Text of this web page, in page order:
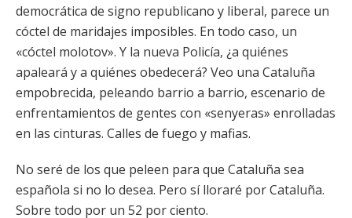
democrática de signo republicano y liberal, parece un
cóctel de maridajes imposibles. En todo caso, un
«cóctel molotov». Y la nueva Policía, ¿a quiénes
apaleará y a quiénes obedecerá? Veo una Cataluña
empobrecida, peleando barrio a barrio, escenario de
enfrentamientos de gentes con «senyeras» enrolladas
en las cinturas. Calles de fuego y mafias.
No seré de los que peleen para que Cataluña sea
española si no lo desea. Pero sí lloraré por Cataluña.
Sobre todo por un 52 por ciento.